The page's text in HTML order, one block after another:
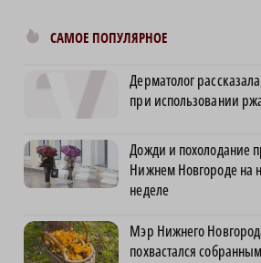
САМОЕ ПОПУЛЯРНОЕ
Дерматолог
при использовании
Дожди и похолодание
Нижнем Новгороде на
неделе
Мэр Нижнего
похвастался